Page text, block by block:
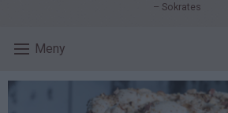
– Sokrates
Meny